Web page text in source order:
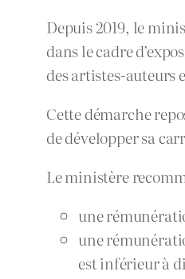
Depuis 2019, le
dans le cadre
des artistes-auteurs
Cette démarche
de développer sa
Le ministère
une
une
est inférieur à